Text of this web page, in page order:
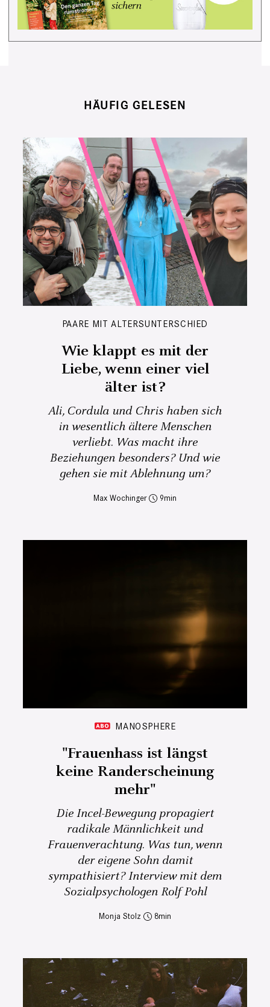
HÄUFIG GELESEN
PAARE MIT ALTERSUNTERSCHIED
Wie klappt es mit der
Liebe, wenn einer viel
älter ist?
Ali, Cordula und Chris haben sich
in wesentlich ältere Menschen
verliebt. Was macht ihre
Beziehungen besonders? Und wie
gehen sie mit Ablehnung um?
Max Wochinger 9
MANOSPHERE
"Frauenhass ist längst
keine Randerscheinung
mehr"
Die Incel-Bewegung propagiert
radikale Männlichkeit und
Frauenverachtung. Was tun, wenn
der eigene Sohn damit
sympathisiert? Interview mit dem
Sozialpsychologen Rolf Pohl
Monja Stolz 8